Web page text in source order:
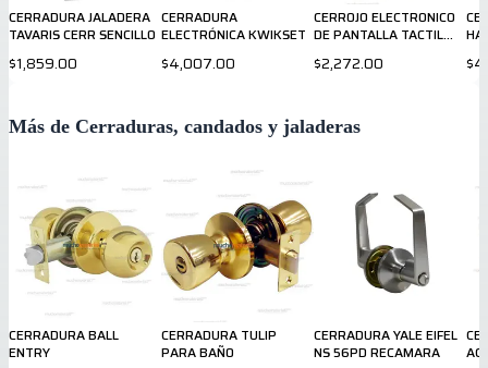
CERRADURA JALADERA
TAVARIS CERR SENCILLO
$1,859.00
CERRADURA
ELECTRÓNICA KWIKSET
$4,007.00
CERROJO ELECTRONICO
DE PANTALLA TACTIL
$2,272.00
Más de Cerraduras, candados y jaladeras
CERRADURA BALL
ENTRY
CERRADURA TULIP
PARA BAÑO
CERRADURA YALE EIFEL
NS 56PD RECAMARA